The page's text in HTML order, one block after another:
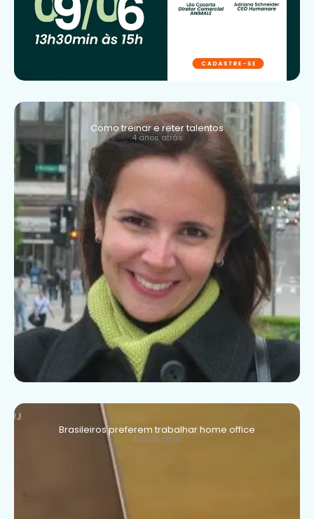
Como treinar e reter talentos
4 anos atrás
Brasileiros preferem trabalhar home office
4 anos atrás